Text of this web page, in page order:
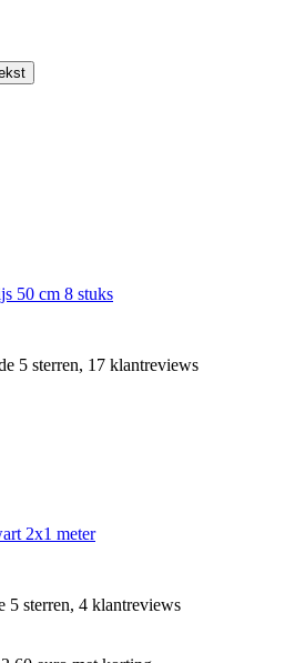
50 cm 8 stuks
5 sterren, 17 klantreviews
2x1 meter
5 sterren, 4 klantreviews